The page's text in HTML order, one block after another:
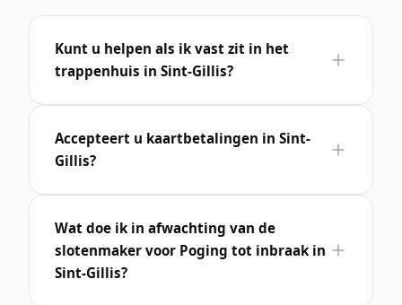
Kunt u helpen als ik vast zit in het
trappenhuis in Sint-Gillis?
Accepteert u kaartbetalingen in Sint-
Gillis?
Wat doe ik in afwachting van de
slotenmaker voor Poging tot inbraak in
Sint-Gillis?